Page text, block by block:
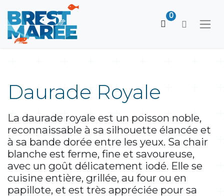
0
Daurade Royale
La daurade royale est un poisson noble,
reconnaissable à sa silhouette élancée et
à sa bande dorée entre les yeux. Sa chair
blanche est ferme, fine et savoureuse,
avec un goût délicatement iodé. Elle se
cuisine entière, grillée, au four ou en
papillote, et est très appréciée pour sa